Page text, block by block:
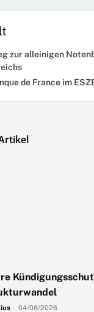
zur alleinigen
de France im
04/08/2026